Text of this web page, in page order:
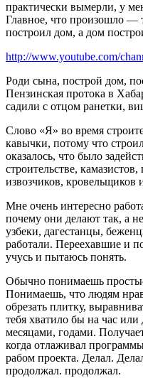
практически вымерли, у
Главное, что произошло —
построил дом, а дом
http://www.youtube.com/
Роди сына, построй дом,
Пензинская протока в
садили с отцом ранетки,
Слово «Я» во время
кавычки, потому что
оказалось, что было
строительстве,
извозчиков, кровельщиков
Мне очень интересно
почему они делают так, а
узбеки, дагестанцы,
работали. Переехавшие и
учусь и пытаюсь понять.
Обычно понимаешь
Понимаешь, что людям
обрезать плитку,
тебя хватило бы на час
месяцами, годами.
когда отлаживал
рабом проекта. Делал.
продолжал. продолжал.